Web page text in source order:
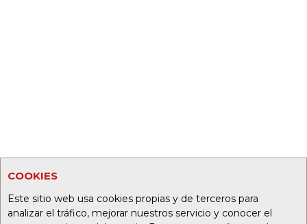
COOKIES
Este sitio web usa cookies propias y de terceros para
analizar el tráfico, mejorar nuestros servicio y conocer el